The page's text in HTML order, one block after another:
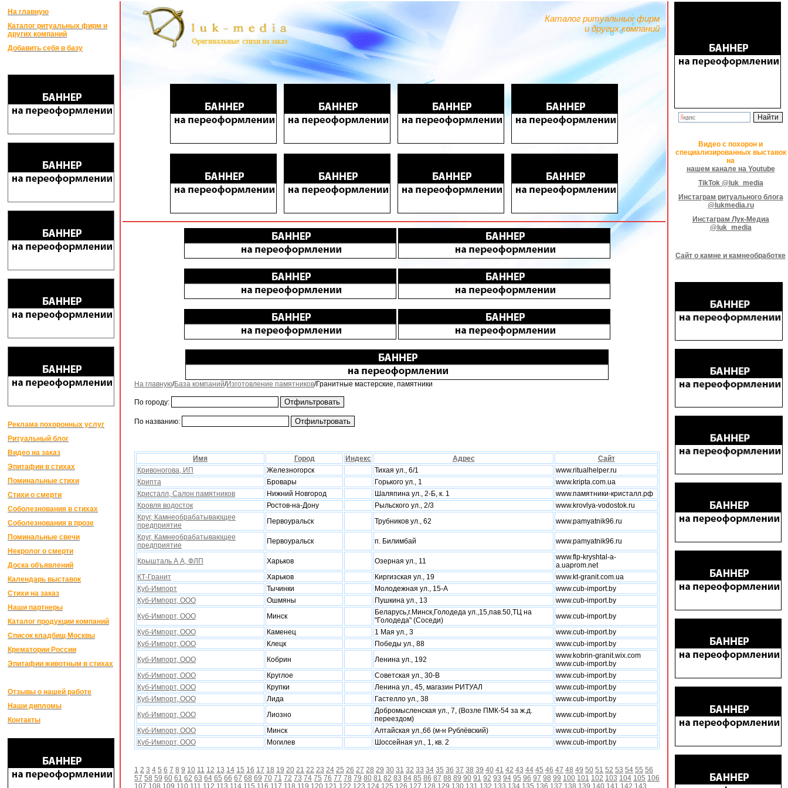
На главную
Каталог ритуальных фирм и
других компаний
Добавить себя в базу
Реклама похоронных услуг
Ритуальный блог
Видео на заказ
Эпитафии в стихах
Поминальные стихи
Стихи о смерти
Соболезнования в стихах
Соболезнования в прозе
Поминальные свечи
Некролог о смерти
Доска объявлений
Календарь выставок
Стихи на заказ
Наши партнеры
Каталог продукции компаний
Список кладбищ Москвы
Крематории России
Эпитафии животным в стихах
Отзывы о нашей работе
Наши дипломы
Контакты
Каталог ритуальных фирм
и других компаний
На главную/База компаний/Изготовление памятников/Гранитные мастерские, памятники
По городу:
По названию:
Имя Город Индекс Адрес
Сайт
Кривоногова, ИП
Железногорск Тихая ул., 6/1
www.ritualhelper.ru
Крипта
Бровары Горького ул., 1
www.kripta.com.ua
Кристалл, Салон памятников
Нижний Новгород Шаляпина ул., 2-Б, к. 1
www.памятники-кристалл.рф
Кровля водосток
Ростов-на-Дону Рыльского ул., 2/3
www.krovlya-vodostok.ru
Круг, Камнеобрабатывающее
предприятие
Первоуральск Трубников ул., 62
www.pamyatnik96.ru
Круг, Камнеобрабатывающее
предприятие
Первоуральск п. Билимбай www.pamyatnik96.ru
Крышталь А А, ФЛП Xарьков Озерная ул., 11
www.flp-kryshtal-a-
a.uaprom.net
КТ-Гранит
Xарьков Киргизская ул., 19
www.kt-granit.com.ua
Куб-Импорт
Тычинки Молодежная ул., 15-А
www.cub-import.by
Куб-Импорт, ООО
Ошмяны Пушкина ул., 13
www.cub-import.by
Куб-Импорт, ООО
Минск
Беларусь,г.Минск,Голодеда ул.,15,пав.50,ТЦ на
"Голодеда" (Соседи)
www.cub-import.by
Куб-Импорт, ООО
Каменец 1 Мая ул., 3
www.cub-import.by
Куб-Импорт, ООО
Клецк Победы ул., 88
www.cub-import.by
Куб-Импорт, ООО
Кобрин Ленина ул., 192
www.kobrin-granit.wix.com
www.cub-import.by
Куб-Импорт, ООО
Круглое Советская ул., 30-В
www.cub-import.by
Куб-Импорт, ООО
Крупки Ленина ул., 45, магазин РИТУАЛ
www.cub-import.by
Куб-Импорт, ООО
Лида Гастелло ул., 38
www.cub-import.by
Куб-Импорт, ООО
Лиозно
Добромысленская ул., 7, (Возле ПМК-54 за ж.д.
переездом)
www.cub-import.by
Куб-Импорт, ООО
Минск Алтайская ул.,66 (м-н Рублёвский)
www.cub-import.by
Куб-Импорт, ООО
Могилев Шоссейная ул., 1, кв. 2 www.cub-import.by
1 2 3 4 5 6 7 8 9 10 11 12 13 14 15 16 17 18 19 20 21 22 23 24 25 26 27 28 29 30 31 32 33 34 35 36 37 38 39 40 41 42 43 44 45 46 47 48 49 50 51 52 53 54 55 56
57 58 59 60 61 62 63 64 65 66 67 68 69 70 71 72 73 74 75 76 77 78 79 80 81 82 83 84 85 86 87 88 89 90 91 92 93 94 95 96 97 98 99 100 101 102 103 104 105 106
107 108 109 110 111 112 113 114 115 116 117 118 119 120 121 122 123 124 125 126 127 128 129 130 131 132 133 134 135 136 137 138 139 140 141 142 143
Видео с похорон и
специализированных выставок
на
нашем канале на Youtube
TikTok @luk_media
Инстаграм ритуального блога
@lukmedia.ru
Инстаграм Лук-Медиа
@luk_media
Сайт о камне и камнеобработке